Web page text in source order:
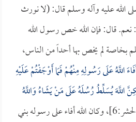
الله عليه وآله وسلم قال: (لا نورث
نعم. قال: فإن الله خص رسول الله
بخاصة لم يخص بها أحداً من الناس،
اللَّهُ عَلَى رَسُولِهِ مِنْهُمْ فَمَا أَوْجَفْتُمْ عَلَيْهِ
يُسَلِّطُ رُسُلَهُ عَلَى مَنْ يَشَاءُ وَاللَّهُ
[الحشر:6]، وكان الله أفاء على رسوله بني